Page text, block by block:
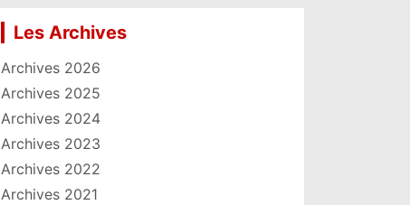
Les Archives
Archives 2026
Archives 2025
Archives 2024
Archives 2023
Archives 2022
Archives 2021